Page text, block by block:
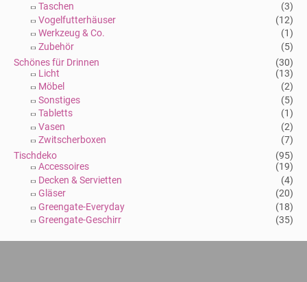
Taschen
(3)
Vogelfutterhäuser
(12)
Werkzeug & Co.
(1)
Zubehör
(5)
Schönes für Drinnen
(30)
Licht
(13)
Möbel
(2)
Sonstiges
(5)
Tabletts
(1)
Vasen
(2)
Zwitscherboxen
(7)
Tischdeko
(95)
Accessoires
(19)
Decken & Servietten
(4)
Gläser
(20)
Greengate-Everyday
(18)
Greengate-Geschirr
(35)